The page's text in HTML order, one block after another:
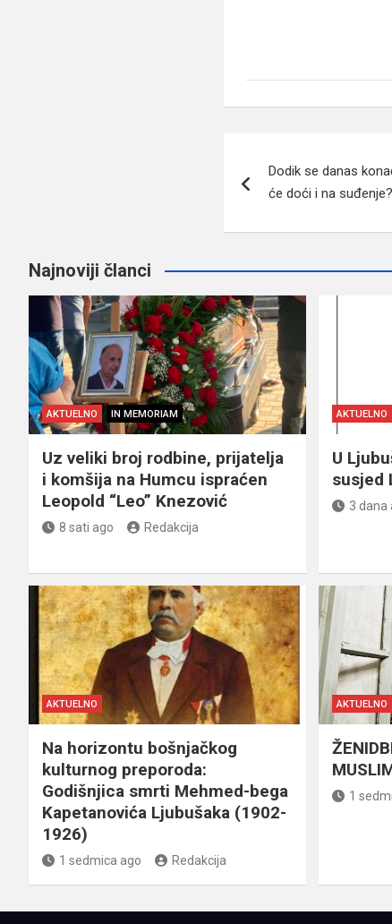
članaka
Dodik se danas
će doći i na suđenje?
Najnoviji članci
AKTUELNO IN MEMORIAM
Uz veliki broj rodbine, prijatelja
i komšija na Humcu ispraćen
Leopold “Leo” Knezović
8 sati ago Redakcija
AKTUELNO
U
susjed
3 dana
AKTUELNO
Na horizontu bošnjačkog
kulturnog preporoda:
Godišnjica smrti Mehmed-bega
Kapetanovića Ljubušaka (1902-
1926)
1 sedmica ago Redakcija
AKTUELNO
1